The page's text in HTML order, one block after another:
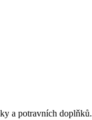
a potravních doplňků.